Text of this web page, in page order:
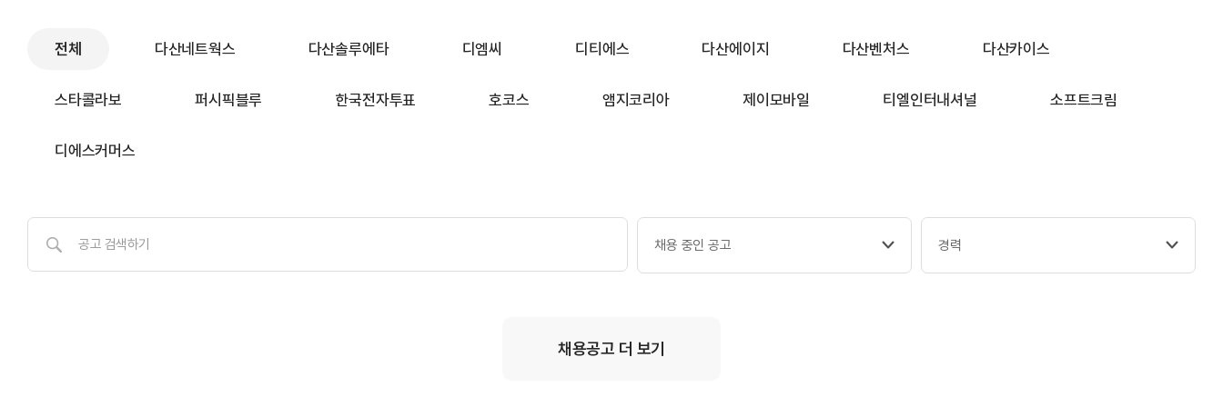
전체 다산네트웍스 다산솔루에타 디엠씨 디티에스 다산에이지 다산벤처스 다산카이스
스타콜라보 퍼시픽블루 한국전자투표 호코스 앰지코리아 제이모바일 티엘인터내셔널 소프트크림
디에스커머스
채용 중인 공고 경력
채용공고 더 보기